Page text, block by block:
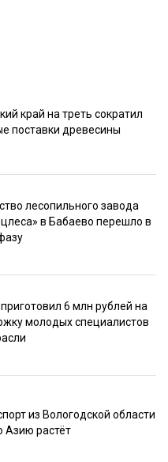
край на треть сократил
поставки древесины
лесопильного завода
в Бабаево перешло в
6 млн рублей на
молодых специалистов
из Вологодской области
растёт